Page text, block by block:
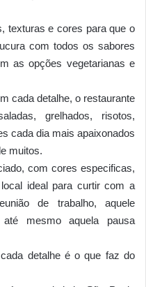
texturas e cores para que o
com todos os sabores
as opções vegetarianas e
cada detalhe, o restaurante
grelhados, risotos,
cada dia mais apaixonados
muitos.
com cores especificas,
ideal para curtir com a
de trabalho, aquele
mesmo aquela pausa
detalhe é o que faz do